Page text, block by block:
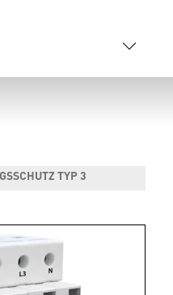
TYP 3